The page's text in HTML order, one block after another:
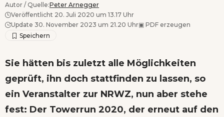
Autor / Quelle:Peter Arnegger
Veröffentlicht 20. Juli 2020 um 13.17 Uhr
Update 30. November 2023 um 21.20 Uhr▣ PDF erzeugen
Sie hätten bis zuletzt alle Möglichkeiten
geprüft, ihn doch stattfinden zu lassen, so
ein Veranstalter zur NRWZ, nun aber stehe
fest: Der Towerrun 2020, der erneut auf den